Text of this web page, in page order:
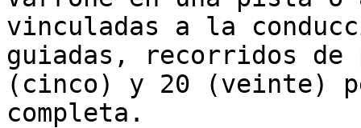
vinculadas a la
guiadas, recorridos
(cinco) y 20 (veinte)
completa.